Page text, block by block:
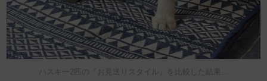
ハスキー2匹の『お見送りスタイル』を比較した結果…